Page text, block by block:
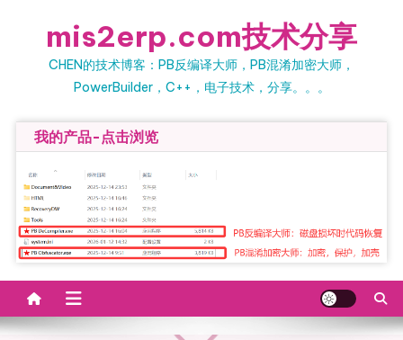
mis2erp.com技术分享
CHEN的技术博客：PB反编译大师，PB混淆加密大师，
PowerBuilder，C++，电子技术，分享。。。
我的产品-点击浏览